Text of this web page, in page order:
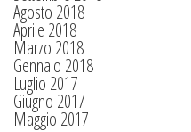
Agosto 2018
Aprile 2018
Marzo 2018
Gennaio 2018
Luglio 2017
Giugno 2017
Maggio 2017